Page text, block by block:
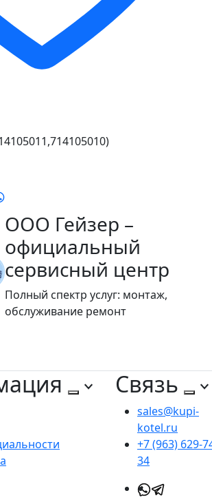
ООО Гейзер –
официальный
сервисный центр
Полный спектр услуг: монтаж,
обслуживание ремонт
Связь
sales@kupi-
kotel.ru
+7 (963) 629-
34